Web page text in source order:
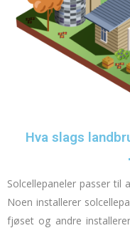
Hva slags
Solcellepaneler passer til
Noen installerer
fjøset og andre